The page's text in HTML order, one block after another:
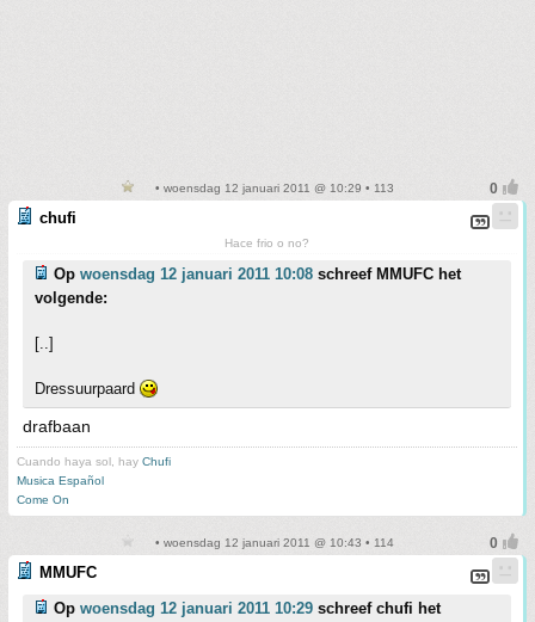
• woensdag 12 januari 2011 @ 10:29 • 113
chufi
Hace frio o no?
Op woensdag 12 januari 2011 10:08 schreef MMUFC het
volgende:
[..]
Dressuurpaard
drafbaan
Cuando haya sol, hay Chufi
Musica Español
Come On
• woensdag 12 januari 2011 @ 10:43 • 114
MMUFC
Op woensdag 12 januari 2011 10:29 schreef chufi het